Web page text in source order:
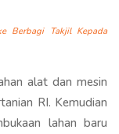
Berbagi Takjil Kepada
alat dan mesin
RI. Kemudian
lahan baru